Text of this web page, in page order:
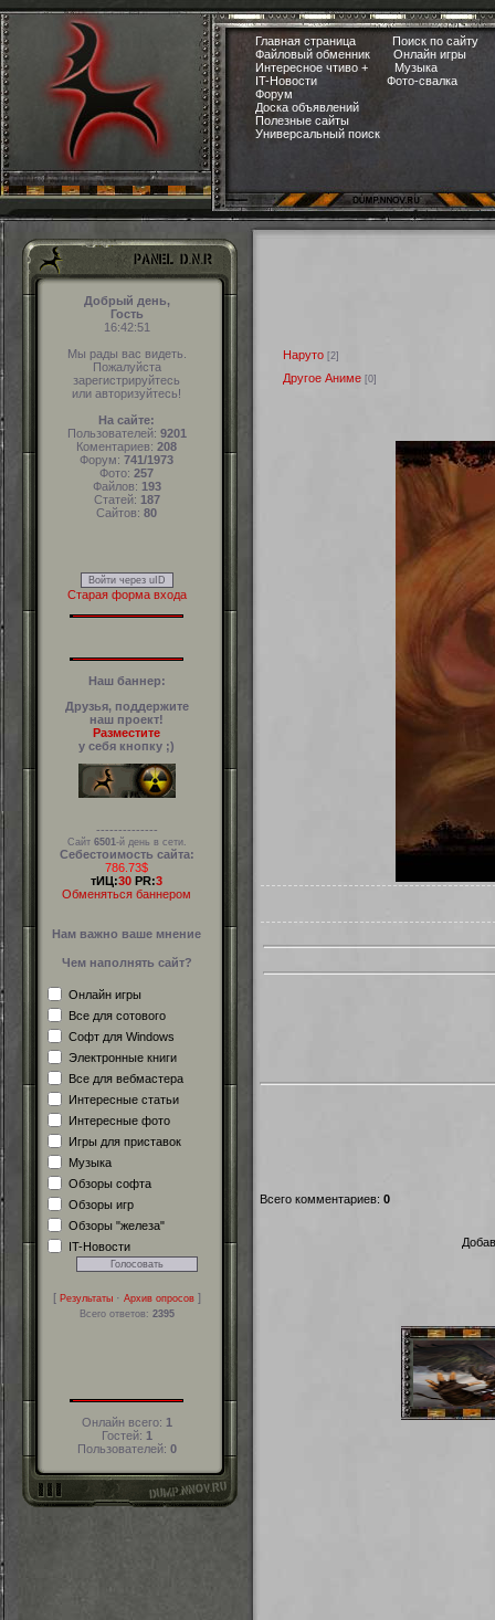
Главная страница
Поиск по сайту
Файловый обменник
Онлайн игры
Интересное чтиво +
Музыка
IT-Новости
Фото-свалка
Форум
Доска объявлений
Полезные сайты
Универсальный поиск
Добрый день,
Гость
16:42:52
Мы рады вас видеть.
Пожалуйста
зарегистрируйтесь
или авторизуйтесь!
На сайте:
Пользователей: 9201
Коментариев: 208
Форум: 741/1973
Фото: 257
Файлов: 193
Статей: 187
Сайтов: 80
Войти через uID
Старая форма входа
Наш баннер:
Друзья, поддержите
наш проект!
Разместите
у себя кнопку ;)
--------------
Сайт 6501 -й день в сети.
Себестоимость сайта:
786.73$
тИЦ:30 PR:3
Обменяться баннером
Нам важно ваше мнение
Чем наполнять сайт?
Онлайн игры
Все для сотового
Софт для Windows
Электронные книги
Все для вебмастера
Интересные статьи
Интересные фото
Игры для приставок
Музыка
Обзоры софта
Обзоры игр
Обзоры "железа"
IT-Новости
[ Результаты· Архив опросов]
Всего ответов: 2395
Онлайн всего: 1
Гостей: 1
Пользователей: 0
Наруто [2]
Другое Аниме [0]
Всего комментариев: 0